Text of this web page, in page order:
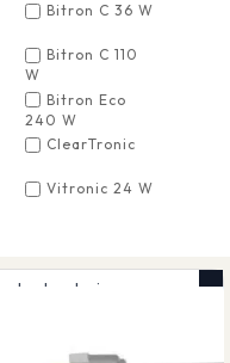
Bitron C 36 W
Bitron C 110
W
Bitron Eco
240 W
ClearTronic
Vitronic 24 W